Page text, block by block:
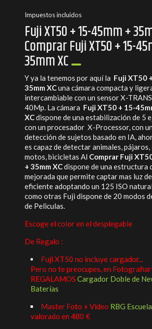
Impuestos incluidos
Fuji XT50 + 15-45mm +
Comprar Fuji XT50 + 15-
35mm XC
Y ya la tenemos por aquí la Fuji XT50
35mm XCuna cámara compacta y
intercambiable con un sensor X-
40Mp. La cámara Fuji XT50 + 15-
XCdispone de una estabilización de 5
con un procesador X-Processor, con
detección de sujetos basado en IA,
es capaz de detectar animales, pájaros,
motos, bicicletas Al Comprar Fuji
+ 35mm XCdispone de una estructura
mejorada que permite captar mas luz
eficiente adoptando un 125 ISO
como otras Fuji dispone de 20 modos
de Peliculas.
Escoge el color en el desplegable
De Regalo :
Fuji XT50 no incluye cargador...
Pero no te preocupes, en
REGALAMOS Cargador Doble de
Baterías
Master Foto + Video RBG Escuela
valorado en 480 €